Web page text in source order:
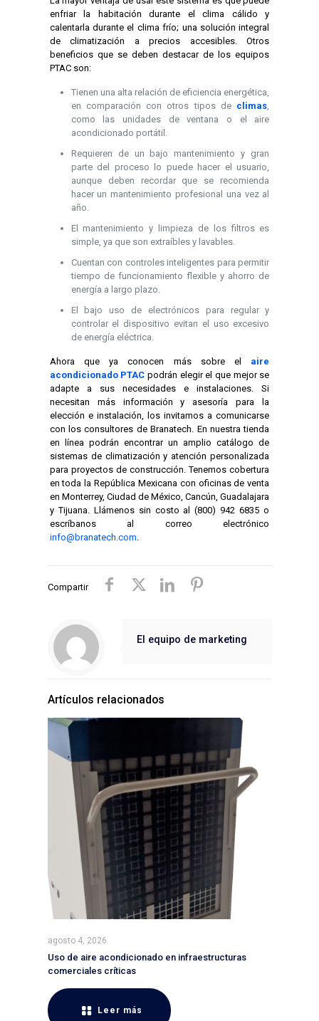
enfriar la habitación durante el clima cálido y
calentarla durante el clima frío; una solución integral
de climatización a precios accesibles. Otros
beneficios que se deben destacar de los equipos
PTAC son:
Tienen una alta relación de eficiencia energética,
en comparación con otros tipos de climas
como las unidades de ventana o el aire
acondicionado portátil.
Requieren de un bajo mantenimiento y gran
parte del proceso lo puede hacer el usuario,
aunque deben recordar que se recomienda
hacer un mantenimiento profesional una vez al
año.
El mantenimiento y limpieza de los filtros es
simple, ya que son extraíbles y lavables.
Cuentan con controles inteligentes para permitir
tiempo de funcionamiento flexible y ahorro de
energía a largo plazo.
El bajo uso de electrónicos para regular y
controlar el dispositivo evitan el uso excesivo
de energía eléctrica.
Ahora que ya conocen más sobre el aire
acondicionado PTAC podrán elegir el que mejor se
adapte a sus necesidades e instalaciones. Si
necesitan más información y asesoría para la
elección e instalación, los invitamos a comunicarse
con los consultores de Branatech. En nuestra tienda
en línea podrán encontrar un amplio catálogo de
sistemas de climatización y atención personalizada
para proyectos de construcción. Tenemos cobertura
en toda la República Mexicana con oficinas de venta
en Monterrey, Ciudad de México, Cancún, Guadalajara
y Tijuana. Llámenos sin costo al (800) 942 6835 o
escríbanos al correo electrónico
info@branatech.com
Compartir
El equipo de marketing
Artículos relacionados
agosto 4, 2026
Uso de aire acondicionado en infraestructuras
comerciales críticas
Leer más